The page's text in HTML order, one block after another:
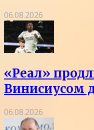
06.08.2026
«Реал»
Винисиусом
06.08.2026